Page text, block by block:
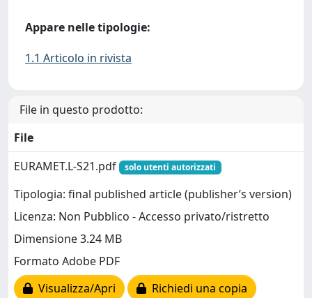
Appare nelle tipologie:
1.1 Articolo in rivista
File in questo prodotto:
File
EURAMET.L-S21.pdf
solo utenti autorizzati
Tipologia: final published article (publisher’s version)
Licenza: Non Pubblico - Accesso privato/ristretto
Dimensione 3.24 MB
Formato Adobe PDF
Visualizza/Apri
Richiedi una copia